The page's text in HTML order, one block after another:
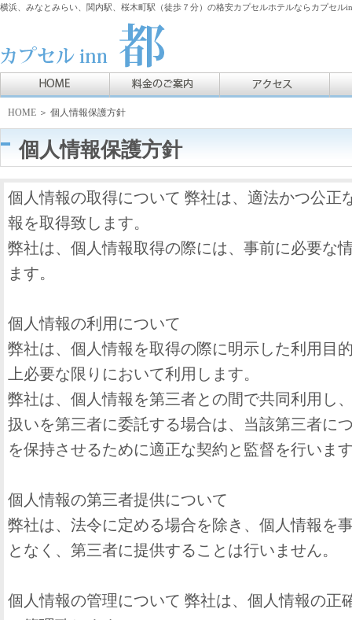
横浜、みなとみらい、関内駅、桜木町駅（徒歩７分）の格安カプセルホテルならカプセル
HOME ＞ 個人情報保護方針
個人情報保護方針
個人情報の取得について 弊社は、適法かつ公正
報を取得致します。
弊社は、個人情報取得の際には、事前に必要な
ます。
個人情報の利用について
弊社は、個人情報を取得の際に明示した利用目
上必要な限りにおいて利用します。
弊社は、個人情報を第三者との間で共同利用し
扱いを第三者に委託する場合は、当該第三者に
を保持させるために適正な契約と監督を行いま
個人情報の第三者提供について
弊社は、法令に定める場合を除き、個人情報を
となく、第三者に提供することは行いません。
個人情報の管理について 弊社は、個人情報の正